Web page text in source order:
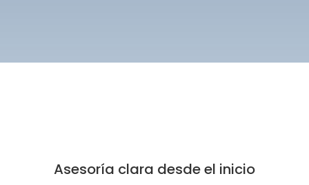
Asesoría clara desde el inicio